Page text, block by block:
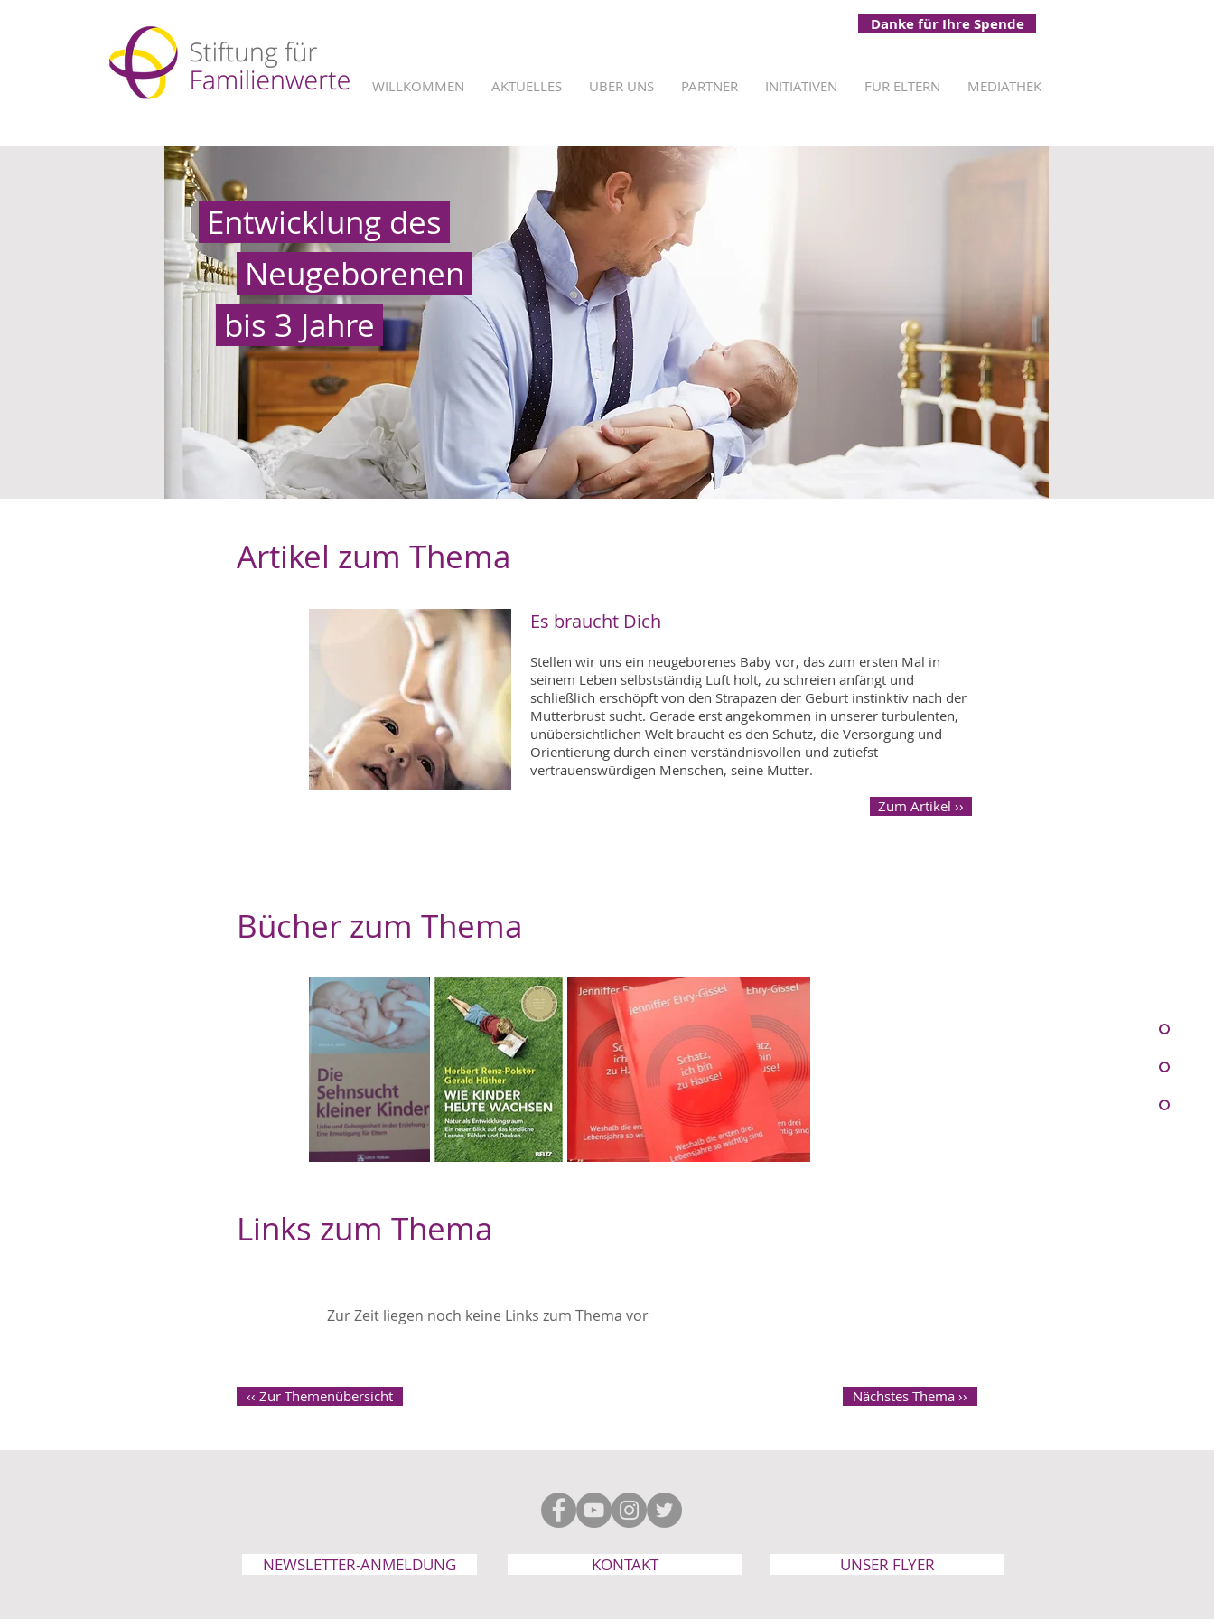
Danke für Ihre Spende
WILLKOMMEN AKTUELLES ÜBER UNS PARTNER INITIATIVEN FÜR ELTERN MEDIATHEK
Entwicklung des
Neugeborenen
bis 3 Jahre
Artikel zum Thema
Es braucht Dich
Stellen wir uns ein neugeborenes Baby vor, das zum ersten Mal in
seinem Leben selbstständig Luft holt, zu schreien anfängt und
schließlich erschöpft von den Strapazen der Geburt instinktiv nach der
Mutterbrust sucht. Gerade erst angekommen in unserer turbulenten,
unübersichtlichen Welt braucht es den Schutz, die Versorgung und
Orientierung durch einen verständnisvollen und zutiefst
vertrauenswürdigen Menschen, seine Mutter.
Zum Artikel ››
Bücher zum Thema
Links zum Thema
Zur Zeit liegen noch keine Links zum Thema vor
‹‹ Zur Themenübersicht Nächstes Thema ››
NEWSLETTER-ANMELDUNG KONTAKT UNSER FLYER